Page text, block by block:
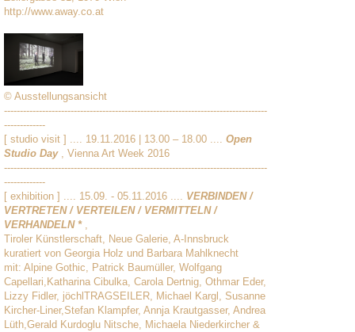
http://www.away.co.at
© Ausstellungsansicht
-----------------------------------------------------------------------------------
-------------
[ studio visit ] .... 19.11.2016 | 13.00 – 18.00 .... Open
Studio Day, Vienna Art Week 2016
-----------------------------------------------------------------------------------
-------------
[ exhibition ] .... 15.09. - 05.11.2016 .... VERBINDEN /
VERTRETEN / VERTEILEN / VERMITTELN /
VERHANDELN *,
Tiroler Künstlerschaft, Neue Galerie, A-Innsbruck
kuratiert von Georgia Holz und Barbara Mahlknecht
mit: Alpine Gothic, Patrick Baumüller, Wolfgang
Capellari,Katharina Cibulka, Carola Dertnig, Othmar Eder,
Lizzy Fidler, jöchlTRAGSEILER, Michael Kargl, Susanne
Kircher-Liner,Stefan Klampfer, Annja Krautgasser, Andrea
Lüth,Gerald Kurdoglu Nitsche, Michaela Niederkircher &